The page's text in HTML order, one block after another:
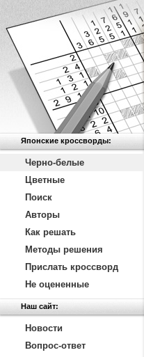
Японские кроссворды:
Черно-белые
Цветные
Поиск
Авторы
Как решать
Методы решения
Прислать кроссворд
Не оцененные
Наш сайт:
Новости
Вопрос-ответ